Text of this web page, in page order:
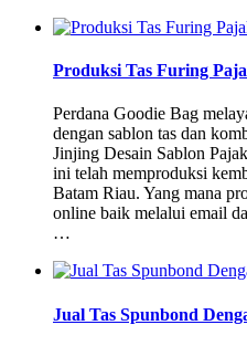
Produksi Tas Furing
Perdana Goodie Bag
dengan sablon tas dan
Jinjing Desain Sablon
ini telah memproduksi
Batam Riau. Yang mana
online baik melalui email
…
Jual Tas Spunbond